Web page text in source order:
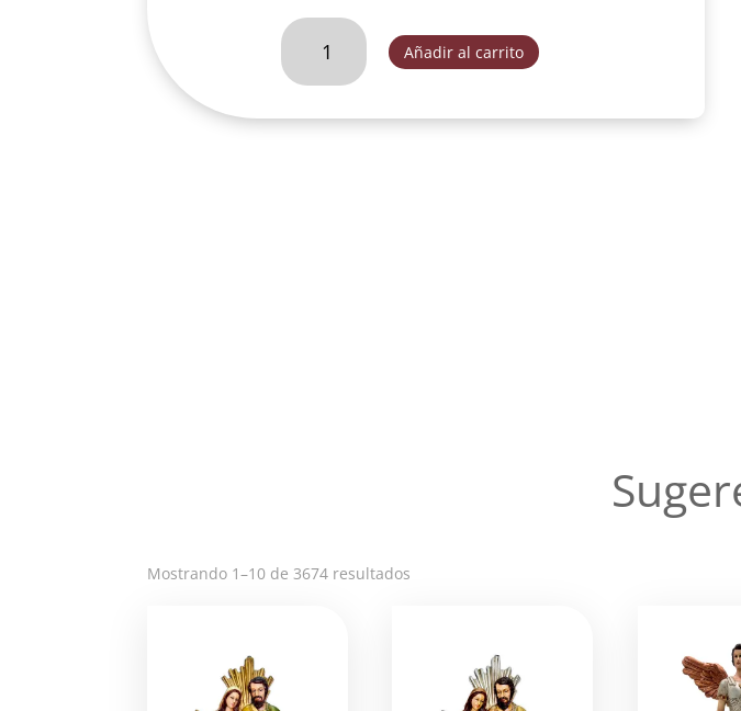
REPISA
ROSAS
Añadir al carrito
Mostrando 1–10 de 3674 resultados